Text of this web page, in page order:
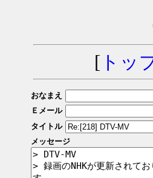
[トッ
おなまえ
Ｅメール
タイトル
メッセージ